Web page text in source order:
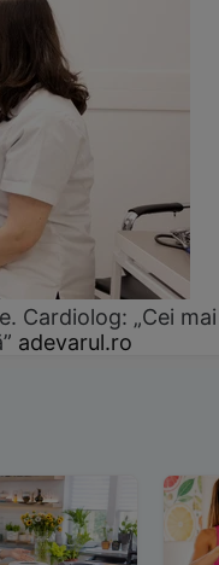
Cardiolog: „Cei
adevarul.ro